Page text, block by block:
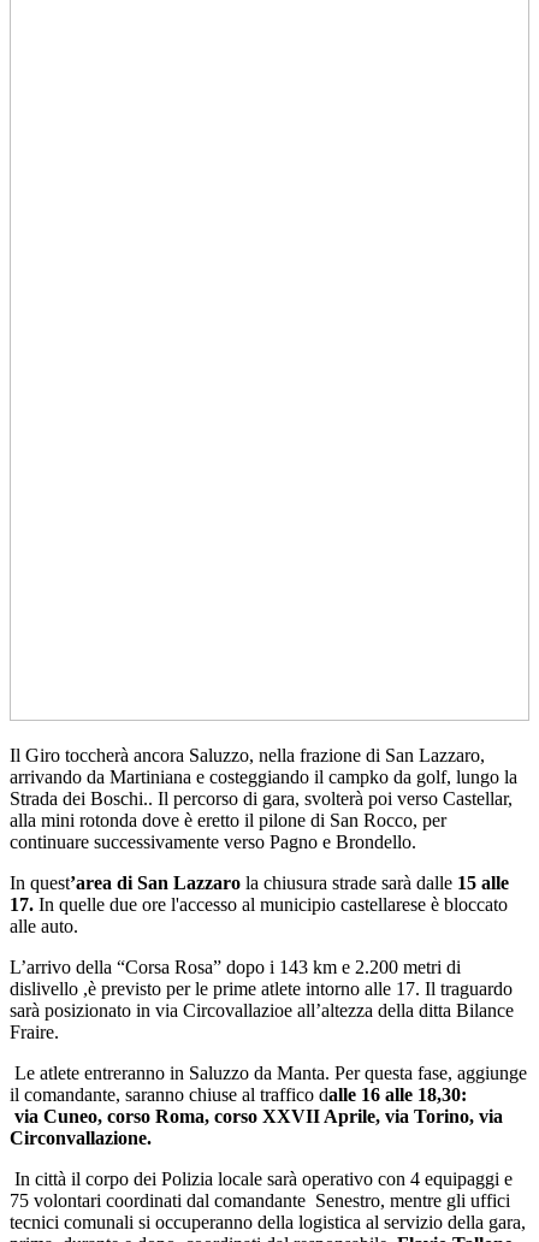
Il Giro toccherà ancora Saluzzo, nella frazione di San Lazzaro,
arrivando da Martiniana e costeggiando il campko da golf, lungo la
Strada dei Boschi.. Il percorso di gara, svolterà poi verso Castellar,
alla mini rotonda dove è eretto il pilone di San Rocco, per
continuare successivamente verso Pagno e Brondello.
In quest’area di San Lazzaro la chiusura strade sarà dalle 15 alle
17. In quelle due ore l'accesso al municipio castellarese è bloccato
alle auto.
L’arrivo della “Corsa Rosa” dopo i 143 km e 2.200 metri di
dislivello ,è previsto per le prime atlete intorno alle 17. Il traguardo
sarà posizionato in via Circovallazioe all’altezza della ditta Bilance
Fraire.
Le atlete entreranno in Saluzzo da Manta. Per questa fase, aggiunge
il comandante, saranno chiuse al traffico dalle 16 alle 18,30:
via Cuneo, corso Roma, corso XXVII Aprile, via Torino, via
Circonvallazione.
In città il corpo dei Polizia locale sarà operativo con 4 equipaggi e
75 volontari coordinati dal comandante Senestro, mentre gli uffici
tecnici comunali si occuperanno della logistica al servizio della gara,